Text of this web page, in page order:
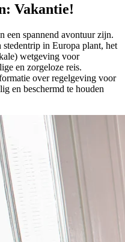
Vakantie!
een spannend avontuur zijn.
in Europa plant, het
wetgeving voor
en zorgeloze reis.
over regelgeving voor
en beschermd te houden